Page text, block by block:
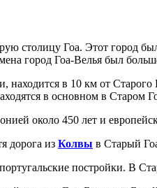
столицу Гоа. Этот город
город Гоа-Велья был
в 10 км от
в основном в
около 450 лет и
дорога из Колвы в Старый
постройки. В